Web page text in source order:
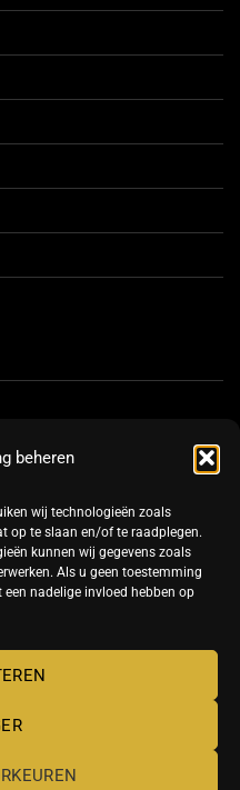
beheren
wij technologieën zoals
op te slaan en/of te raadplegen.
kunnen wij gegevens zoals
Als u geen toestemming
nadelige invloed hebben op